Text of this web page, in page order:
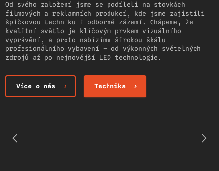
Od svého založení jsme se podíleli na stovkách
filmových a reklamních produkcí, kde jsme zajistili
špičkovou techniku i odborné zázemí. Chápeme, že
kvalitní světlo je klíčovým prvkem vizuálního
vyprávění, a proto nabízíme širokou škálu
profesionálního vybavení – od výkonných světelných
zdrojů až po nejnovější LED technologie.
Více o nás Technika